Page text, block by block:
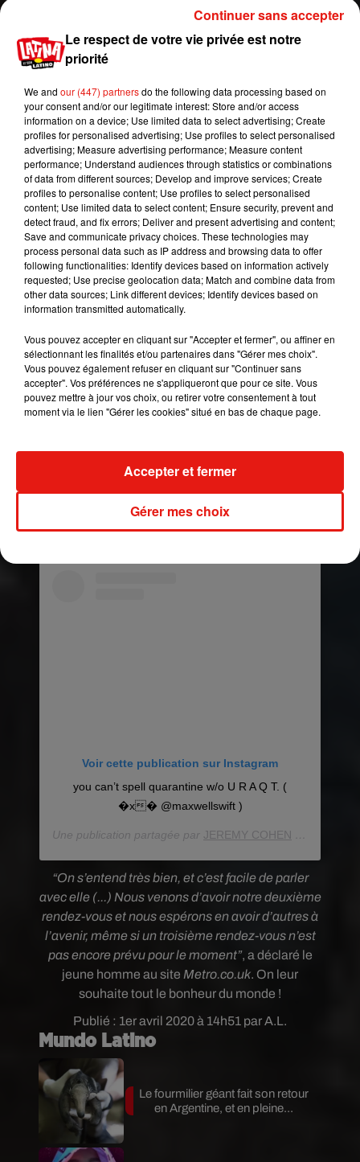
Publié : 1er avril 2020 à 14h51 par A.L.
Une première rencontre hors du
commun
rencontrer Tori, il lui a tout de même fallu trouver
une solution afin de respecter les gestes barrières.
C’est ainsi que pour leur rendez-vous, le jeune
homme s’est glissé dansune drôle de bulle
gonflable géante . « Main dans la main », le couple
s’est baladé dans les rues de Brooklyn devant les
passants et les policiers stupéfaits qui ont
souhaité immortaliser ce moment en se faisant
photographier avec eux.
Voir cette publication sur Instagram
How to date a Quarantined Cutie, Part 3.
Voir cette publication sur Instagram
you can’t spell quarantine w/o U R A Q T. (
�x� @maxwellswift )
Une publication partagée par JEREMY COHEN
“On s’entend très bien, et c’est facile de parler
avec elle (...) Nous venons d’avoir notre deuxième
rendez-vous et nous espérons en avoir d’autres à
l’avenir, même si un troisième rendez-vous n’est
pas encore prévu pour le moment”, a déclaré le
jeune homme au site Metro.co.uk. On leur
souhaite tout le bonheur du monde !
Mundo Latino
Le fourmilier géant fait son retour
en Argentine, et en pleine...
Le respect de votre vie privée est notre
priorité
We and our (447) partnersdo the following data processing based on
your consent and/or our legitimate interest: Store and/or access
information on a device; Use limited data to select advertising; Create
profiles for personalised advertising; Use profiles to select personalised
advertising; Measure advertising performance; Measure content
performance; Understand audiences through statistics or combinations
of data from different sources; Develop and improve services; Create
profiles to personalise content; Use profiles to select personalised
content; Use limited data to select content; Ensure security, prevent and
detect fraud, and fix errors; Deliver and present advertising and content;
Save and communicate privacy choices. These technologies may
process personal data such as IP address and browsing data to offer
following functionalities: Identify devices based on information actively
requested; Use precise geolocation data; Match and combine data from
other data sources; Link different devices; Identify devices based on
information transmitted automatically.
Vous pouvez accepter en cliquant sur "Accepter et fermer", ou affiner en
sélectionnant les finalités et/ou partenaires dans "Gérer mes choix".
Vous pouvez également refuser en cliquant sur "Continuer sans
accepter". Vos préférences ne s'appliqueront que pour ce site. Vous
pouvez mettre à jour vos choix, ou retirer votre consentement à tout
moment via le lien "Gérer les cookies" situé en bas de chaque page.
Gérer mes choix
Accepter et fermer
Continuer sans accepter